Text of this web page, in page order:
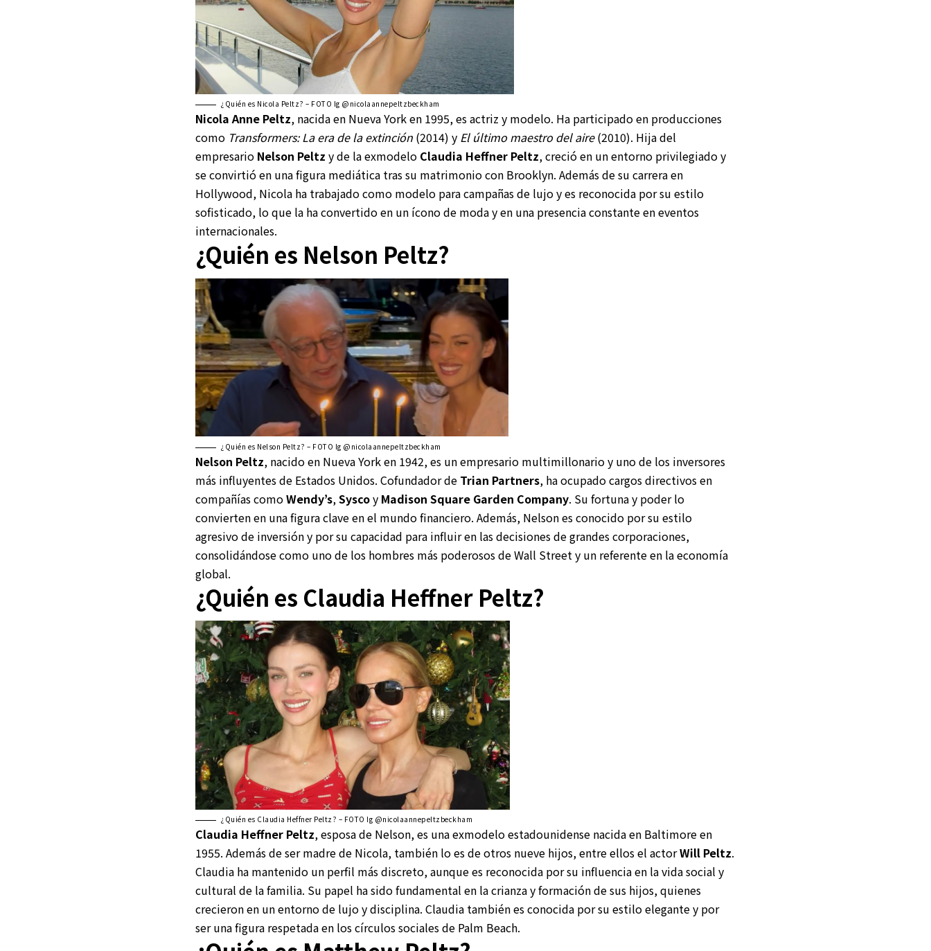
¿Quién es Nicola Peltz? – FOTO Ig @ nicolaannepeltzbeckham
Nicola Anne Peltz, nacida en Nueva York en 1995, es actriz y modelo. Ha participado en producciones
como Transformers: La era de la extinción (2014) y El último maestro del aire(2010). Hija del
empresario Nelson Peltz y de la exmodelo Claudia Heffner Peltz, creció en un entorno privilegiado y
se convirtió en una figura mediática tras su matrimonio con Brooklyn. Además de su carrera en
Hollywood, Nicola ha trabajado como modelo para campañas de lujo y es reconocida por su estilo
sofisticado, lo que la ha convertido en un ícono de moda y en una presencia constante en eventos
internacionales.
¿Quién es Nelson Peltz?
¿Quién es Nelson Peltz? – FOTO Ig @ nicolaannepeltzbeckham
Nelson Peltz, nacido en Nueva York en 1942, es un empresario multimillonario y uno de los inversores
más influyentes de Estados Unidos. Cofundador de Trian Partners, ha ocupado cargos directivos en
compañías comoWendy’s, Syscoy Madison Square Garden Company. Su fortuna y poder lo
convierten en una figura clave en el mundo financiero. Además, Nelson es conocido por su estilo
agresivo de inversión y por su capacidad para influir en las decisiones de grandes corporaciones,
consolidándose como uno de los hombres más poderosos de Wall Street y un referente en la economía
global.
¿Quién es Claudia Heffner Peltz?
¿Quién es Claudia Heffner Peltz? – FOTO Ig @nicolaannepeltzbeckham
Claudia Heffner Peltz, esposa de Nelson, es una exmodelo estadounidense nacida en Baltimore en
1955. Además de ser madre de Nicola, también lo es de otros nueve hijos, entre ellos el actorWill Peltz.
Claudia ha mantenido un perfil más discreto, aunque es reconocida por su influencia en la vida social y
cultural de la familia. Su papel ha sido fundamental en la crianza y formación de sus hijos, quienes
crecieron en un entorno de lujo y disciplina. Claudia también es conocida por su estilo elegante y por
ser una figura respetada en los círculos sociales de Palm Beach.